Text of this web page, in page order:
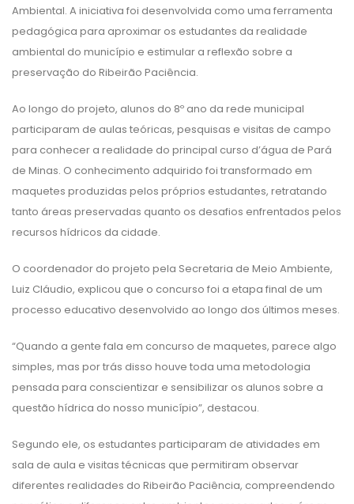
Ambiental. A iniciativa foi desenvolvida como uma ferramenta
pedagógica para aproximar os estudantes da realidade
ambiental do município e estimular a reflexão sobre a
preservação do Ribeirão Paciência.
Ao longo do projeto, alunos do 8º ano da rede municipal
participaram de aulas teóricas, pesquisas e visitas de campo
para conhecer a realidade do principal curso d’água de Pará
de Minas. O conhecimento adquirido foi transformado em
maquetes produzidas pelos próprios estudantes, retratando
tanto áreas preservadas quanto os desafios enfrentados pelos
recursos hídricos da cidade.
O coordenador do projeto pela Secretaria de Meio Ambiente,
Luiz Cláudio, explicou que o concurso foi a etapa final de um
processo educativo desenvolvido ao longo dos últimos meses.
“Quando a gente fala em concurso de maquetes, parece algo
simples, mas por trás disso houve toda uma metodologia
pensada para conscientizar e sensibilizar os alunos sobre a
questão hídrica do nosso município”, destacou.
Segundo ele, os estudantes participaram de atividades em
sala de aula e visitas técnicas que permitiram observar
diferentes realidades do Ribeirão Paciência, compreendendo